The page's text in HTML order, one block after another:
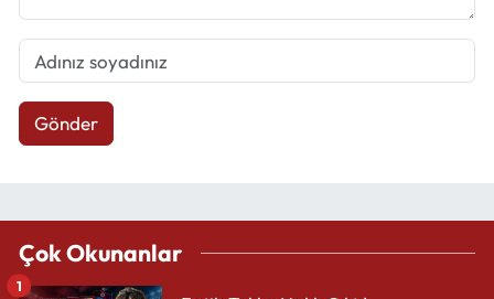
Gönder
Çok Okunanlar
1